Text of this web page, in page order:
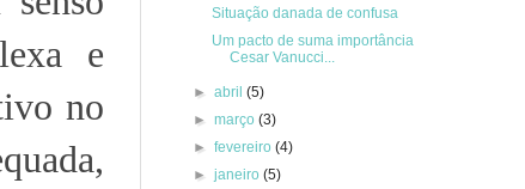
e
no
Situação danada de confusa
Um pacto de suma importância
Cesar Vanucci...
►abril(5)
►março(3)
►fevereiro(4)
►janeiro(5)